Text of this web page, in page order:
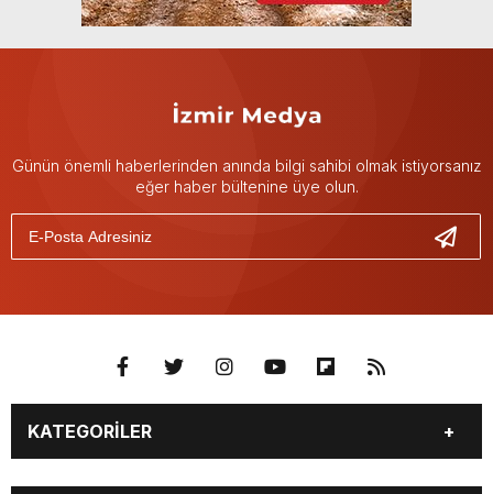
Günün önemli haberlerinden anında bilgi sahibi olmak istiyorsanız
eğer haber bültenine üye olun.
KATEGORİLER
GÜNDEM DÜNYA